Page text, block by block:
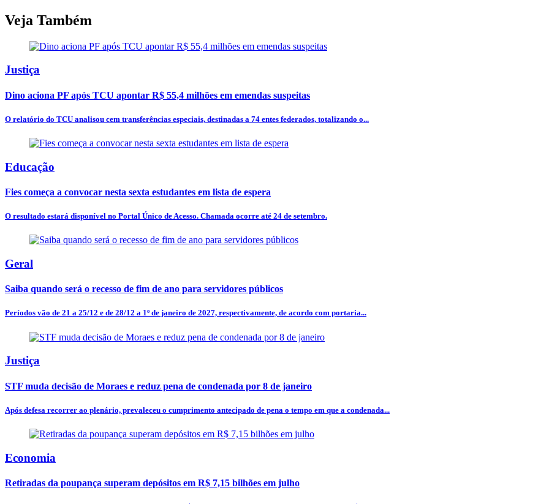
Veja Também
Justiça
Dino aciona PF após TCU apontar R$ 55,4 milhões em emendas suspeitas
O relatório do TCU analisou cem transferências especiais, destinadas a 74 entes federados, totalizando o...
Educação
Fies começa a convocar nesta sexta estudantes em lista de espera
O resultado estará disponível no Portal Único de Acesso. Chamada ocorre até 24 de setembro.
Geral
Saiba quando será o recesso de fim de ano para servidores públicos
Períodos vão de 21 a 25/12 e de 28/12 a 1º de janeiro de 2027, respectivamente, de acordo com portaria...
Justiça
STF muda decisão de Moraes e reduz pena de condenada por 8 de janeiro
Após defesa recorrer ao plenário, prevaleceu o cumprimento antecipado de pena o tempo em que a condenada...
Economia
Retiradas da poupança superam depósitos em R$ 7,15 bilhões em julho